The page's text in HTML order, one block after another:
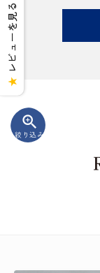
zoom_in
絞り込み
★
レビューを見る